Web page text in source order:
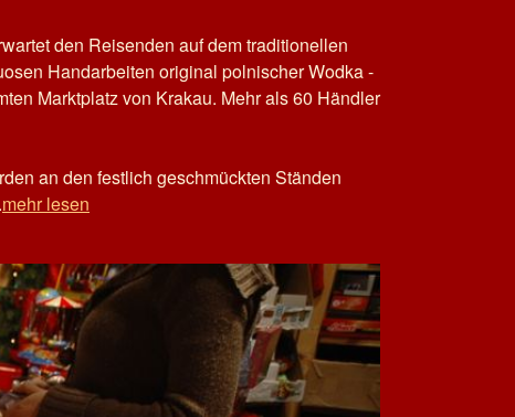
den Reisenden auf dem traditionellen
Handarbeiten original polnischer Wodka -
Marktplatz von Krakau. Mehr als 60 Händler
an den festlich geschmückten Ständen
mehr lesen